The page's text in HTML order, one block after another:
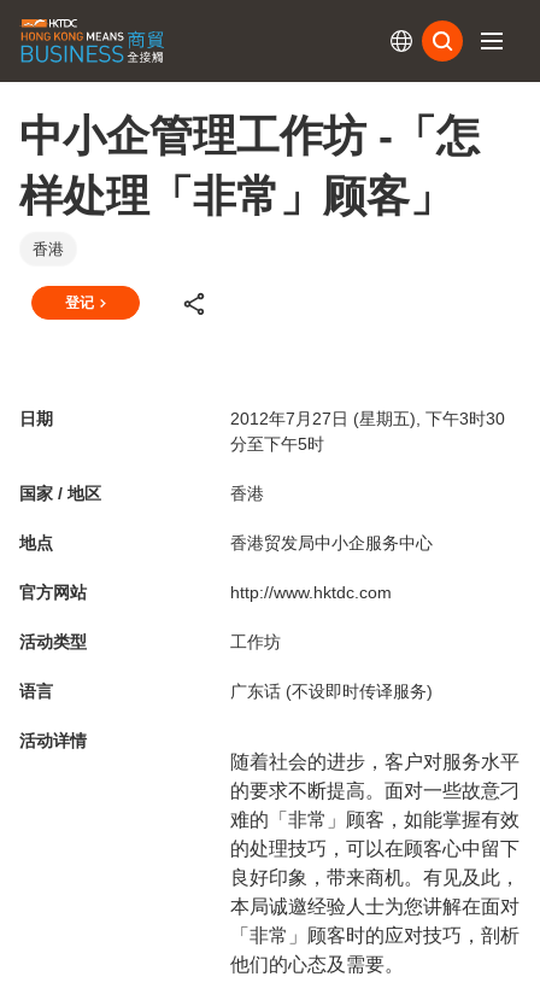
中小企管理工作坊 -「怎
样处理「非常」顾客」
香港
登记
日期
2012年7月27日 (星期五), 下午3时30
分至下午5时
国家 / 地区 香港
地点 香港贸发局中小企服务中心
官方网站 http://www.hktdc.com
活动类型 工作坊
语言 广东话 (不设即时传译服务)
活动详情
随着社会的进步，客户对服务水平
的要求不断提高。面对一些故意刁
难的「非常」顾客，如能掌握有效
的处理技巧，可以在顾客心中留下
良好印象，带来商机。有见及此，
本局诚邀经验人士为您讲解在面对
「非常」顾客时的应对技巧，剖析
他们的心态及需要。